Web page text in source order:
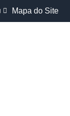
Mapa do Site